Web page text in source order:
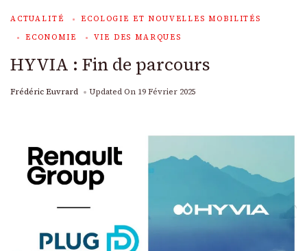
ACTUALITÉ
ECOLOGIE ET NOUVELLES MOBILITÉS
ECONOMIE
VIE DES MARQUES
HYVIA : Fin de parcours
Frédéric Euvrard Updated On 19 Février 2025